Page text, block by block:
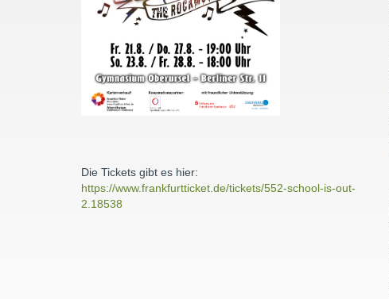
Die Tickets gibt es hier:
https://www.frankfurtticket.de/tickets/552-school-is-out-
2.18538